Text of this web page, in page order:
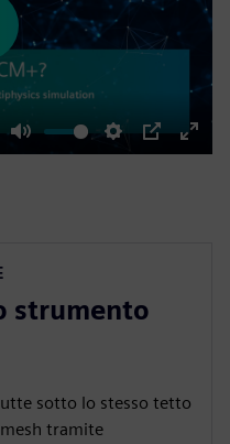
Mute Settings
PIP
Enter
strumento
sotto lo stesso tetto
tramite